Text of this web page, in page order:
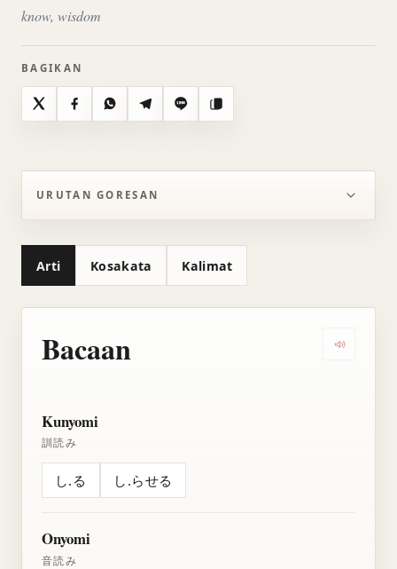
know, wisdom
BAGIKAN
X FacebookWhatsAppTelegramLine Salin
URUTAN GORESAN
Arti Kosakata Kalimat
Bacaan
Kunyomi
訓読み
し.る し.らせる
Onyomi
音読み